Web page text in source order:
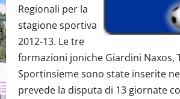
Regionali per la
stagione sportiva
2012-13. Le tre
formazioni joniche Giardini Naxos,
Sportinsieme sono state inserite
prevede la disputa di 13 giornate